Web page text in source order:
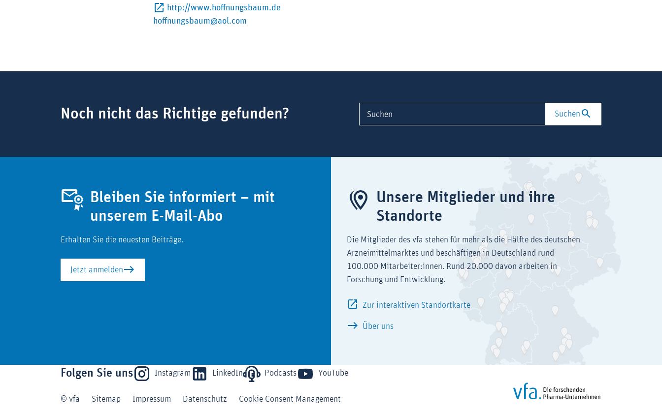
http://www.hoffnungsbaum.de
hoffnungsbaum@aol.com
Noch nicht das Richtige gefunden? Suchen Suchen
Bleiben Sie informiert – mit
unserem E-Mail-Abo
Erhalten Sie die neuesten Beiträge.
Jetzt anmelden
Unsere Mitglieder und ihre
Standorte
Die Mitglieder des vfa stehen für mehr als die Hälfte des deutschen
Arzneimittelmarktes und beschäftigen in Deutschland rund
100.000 Mitarbeiter:innen. Rund 20.000 davon arbeiten in
Forschung und Entwicklung.
Zur interaktiven Standortkarte
Über uns
Folgen Sie uns Instagram LinkedIn Podcasts YouTube
© vfa Sitemap Impressum Datenschutz Cookie Consent Management